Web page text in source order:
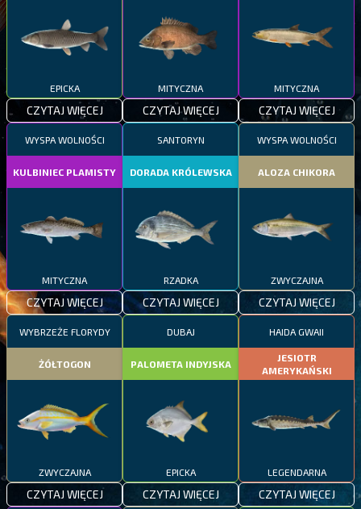
EPICKA
CZYTAJ WIĘCEJ
MITYCZNA
CZYTAJ WIĘCEJ
MITYCZNA
CZYTAJ WIĘCEJ
WYSPA WOLNOŚCI
KULBINIEC PLAMISTY
MITYCZNA
CZYTAJ WIĘCEJ
SANTORYN
DORADA KRÓLEWSKA
RZADKA
CZYTAJ WIĘCEJ
WYSPA WOLNOŚCI
ALOZA CHIKORA
ZWYCZAJNA
CZYTAJ WIĘCEJ
WYBRZEŻE FLORYDY
ŻÓŁTOGON
ZWYCZAJNA
CZYTAJ WIĘCEJ
DUBAJ
PALOMETA INDYJSKA
EPICKA
CZYTAJ WIĘCEJ
HAIDA GWAII
JESIOTR
AMERYKAŃSKI
LEGENDARNA
CZYTAJ WIĘCEJ